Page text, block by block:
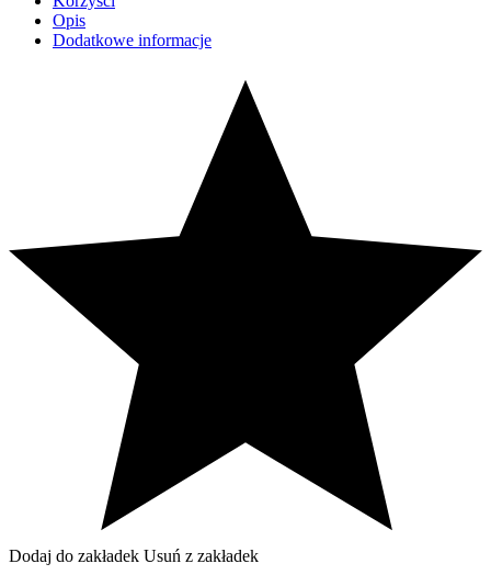
Opis
Dodatkowe informacje
Dodaj do zakładek Usuń z zakładek